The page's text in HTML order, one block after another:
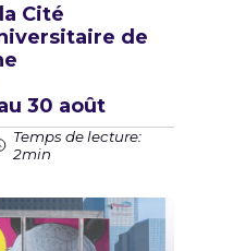
Cité
de
30 août
Temps de lecture:
2min